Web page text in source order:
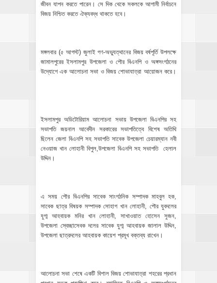
জীবন যাপন করতে পারেন। সে দিক থেকে সকলকে আগামী নির্বাচনে
বিজয় নিশ্চিত করতে ঐক্যবদ্ধ থাকতে হবে।
মঙ্গলবার (৫ আগস্ট) জুলাই গণ-অভ্যুত্থানের বিজয় বর্ষপূর্তি উপলক্ষে
জামালপুরের ইসলামপুর উপজেলা ও পৌর বিএনপি ও অঙ্গসংগঠনের
উদ্যোগে এক আলোচনা সভা ও বিজয় শোভাযাত্রা আয়োজন করে।
ইসলামপুর অডিটোরিয়াম আলোচনা সভায় উপজেলা বিএনপির সহ
সভাপতি জয়নাল আবেদীন সরকারের সভাপতিত্বে বিশেষ অতিথি
ছিলেন জেলা বিএনপি সহ সভাপতি সাবেক উপজেলা চেয়ারম্যান নবী
নেওয়াজ খান লোহানী বিপুল,উপজেলা বিএনপি সহ সভাপতি হেলাল
উদ্দিন।
এ সময় পৌর বিএনপির সাবেক সাংগঠনিক সম্পাদক মাহবুল হক,
সাবেক ছাত্র বিষয়ক সম্পাদক সোহাগ খান লোহানী, পৌর যুবদলের
যুগ্ম আহবায়ক মনির খান লোহানী, সাখাওয়াত হোসেন সুজন,
উপজেলা স্বেচ্ছাসেবক দলের সাবেক যুগ্ম আহবায়ক জালাল উদ্দিন,
উপজেলা ছাত্রদলের আহবায়ক কায়েশ প্রমূখ বক্তব্য রাখেন।
আলোচনা সভা শেষে একটি বিশাল বিজয় শোভাযাত্রা শহরের প্রধান